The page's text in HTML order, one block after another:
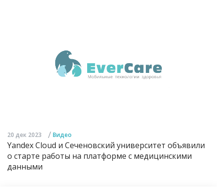
20 дек 2023 / Видео
Yandex Cloud и Сеченовский университет объявили
о старте работы на платформе с медицинскими
данными